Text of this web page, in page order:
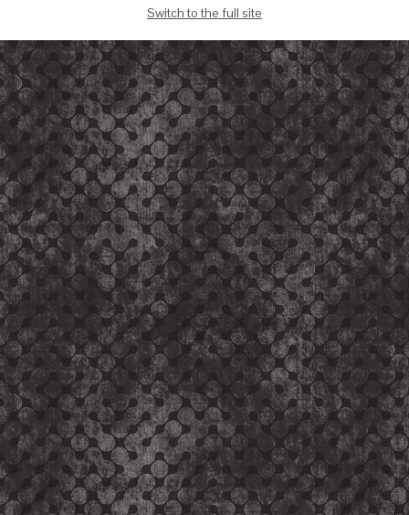
Switch to the full site